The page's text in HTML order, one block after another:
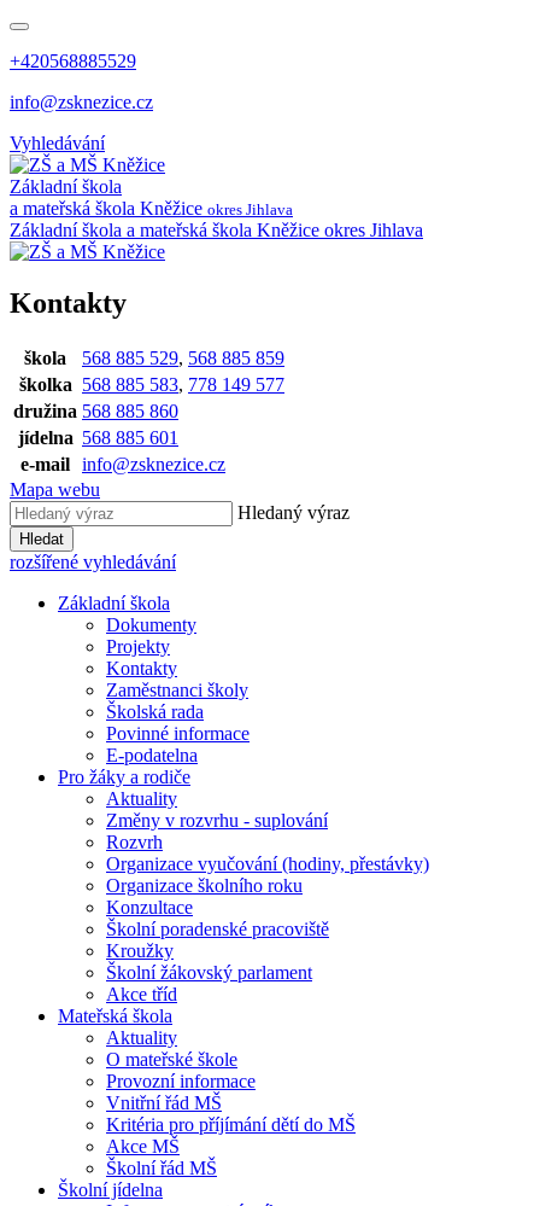
+420568885529
info@zsknezice.cz
Vyhledávání
Základní škola
a mateřská škola Kněžice okres Jihlava
Základní škola a mateřská škola Kněžice okres Jihlava
Kontakty
škola 568 885 529, 568 885 859
školka 568 885 583, 778 149 577
družina 568 885 860
jídelna 568 885 601
e-mail info@zsknezice.cz
Mapa webu
Hledaný výraz
Hledat
rozšířené vyhledávání
Základní škola
Dokumenty
Projekty
Kontakty
Zaměstnanci školy
Školská rada
Povinné informace
E-podatelna
Pro žáky a rodiče
Aktuality
Změny v rozvrhu - suplování
Rozvrh
Organizace vyučování (hodiny, přestávky)
Organizace školního roku
Konzultace
Školní poradenské pracoviště
Kroužky
Školní žákovský parlament
Akce tříd
Mateřská škola
Aktuality
O mateřské škole
Provozní informace
Vnitřní řád MŠ
Kritéria pro příjímání dětí do MŠ
Akce MŠ
Školní řád MŠ
Školní jídelna